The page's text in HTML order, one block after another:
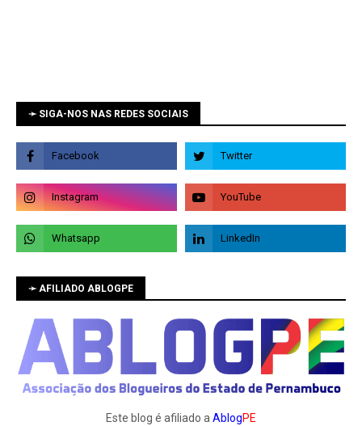
➛ SIGA-NOS NAS REDES SOCIAIS
➛ AFILIADO ABLOGPE
Este blog é afiliado a AblogPE